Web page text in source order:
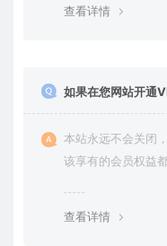
查看详情
如果在您网站开通
本站永远不会关闭
该享有的会员权益
查看详情